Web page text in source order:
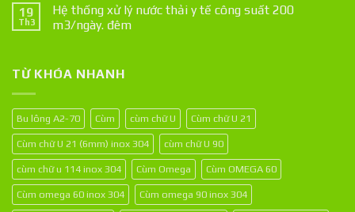
19
Th3
Hệ thống xử lý nước thải y tế công suất 200
m3/ngày. đêm
TỪ KHÓA NHANH
Bu lông A2-70 Cùm cùm chữ U Cùm chữ U 21
Cùm chữ U 21 (6mm) inox 304 cùm chữ U 90
cùm chữ u 114 inox 304 Cùm Omega Cùm OMEGA 60
Cùm omega 60 inox 304 Cùm omega 90 inox 304